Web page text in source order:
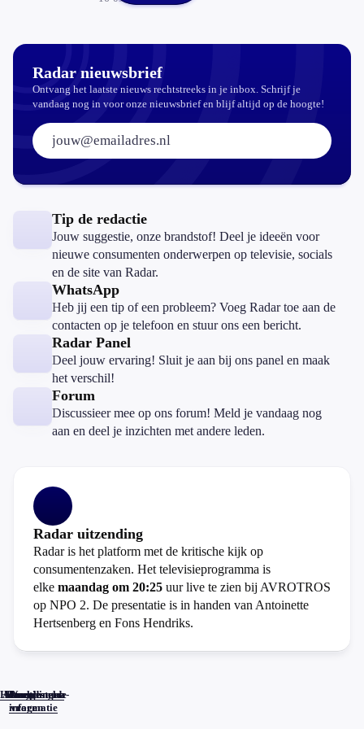
Radar nieuwsbrief
Ontvang het laatste nieuws rechtstreeks in je inbox. Schrijf je
vandaag nog in voor onze nieuwsbrief en blijf altijd op de hoogte!
E-mailadres:
Tip de redactie
Jouw suggestie, onze brandstof! Deel je ideeën voor
nieuwe consumenten onderwerpen op televisie, socials
en de site van Radar.
WhatsApp
Heb jij een tip of een probleem? Voeg Radar toe aan de
contacten op je telefoon en stuur ons een bericht.
Radar Panel
Deel jouw ervaring! Sluit je aan bij ons panel en maak
het verschil!
Forum
Discussieer mee op ons forum! Meld je vandaag nog
aan en deel je inzichten met andere leden.
Radar uitzending
Radar is het platform met de kritische kijk op
consumentenzaken. Het televisieprogramma is
elke maandag om 20:25 uur live te zien bij AVROTROS
op NPO 2. De presentatie is in handen van Antoinette
Hertsenberg en Fons Hendriks.
Home
Actueel
Uitzendingen
Reacties
Programma-
informatie
Veelgestelde
vragen